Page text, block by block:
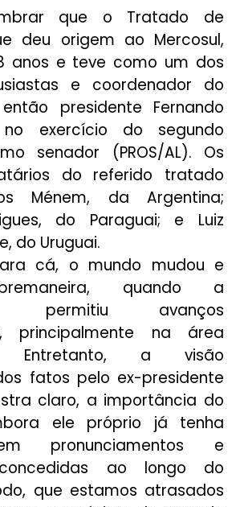
que o Tratado de
deu origem ao Mercosul,
anos e teve como um dos
e coordenador do
presidente Fernando
exercício do segundo
senador (PROS/AL). Os
do referido tratado
Ménem, da Argentina;
do Paraguai; e Luiz
do Uruguai.
cá, o mundo mudou e
quando a
permitiu avanços
principalmente na área
Entretanto, a visão
fatos pelo ex-presidente
claro, a importância do
ele próprio já tenha
pronunciamentos e
ao longo do
que estamos atrasados